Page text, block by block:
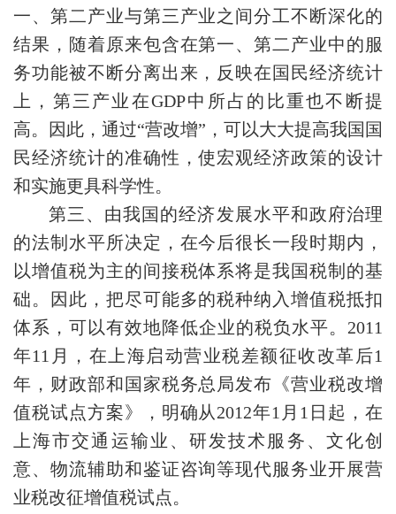
一、第二产业与第三产业之间分工不断深化的
结果，随着原来包含在第一、第二产业中的服
务功能被不断分离出来，反映在国民经济统计
上，第三产业在GDP中所占的比重也不断提
高。因此，通过“营改增”，可以大大提高我国国
民经济统计的准确性，使宏观经济政策的设计
和实施更具科学性。
第三、由我国的经济发展水平和政府治理
的法制水平所决定，在今后很长一段时期内，
以增值税为主的间接税体系将是我国税制的基
础。因此，把尽可能多的税种纳入增值税抵扣
体系，可以有效地降低企业的税负水平。2011
年11月，在上海启动营业税差额征收改革后1
年，财政部和国家税务总局发布《营业税改增
值税试点方案》，明确从2012年1月1日起，在
上海市交通运输业、研发技术服务、文化创
意、物流辅助和鉴证咨询等现代服务业开展营
业税改征增值税试点。